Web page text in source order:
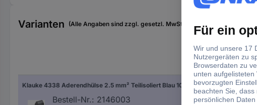
Varianten (Alle Angaben sind zzgl. gesetzl. MwSt., zzgl. Versand)
Herstellerfarbe
Klauke 4338 Aderendhülse 2.5 mm² Teilisoliert Blau 100 St.
Bestell-Nr.: 2146003
Blau